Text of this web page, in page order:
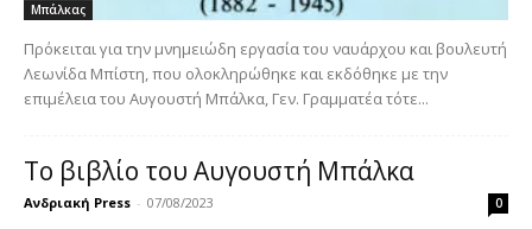
Μπάλκας
Πρόκειται για την μνημειώδη εργασία του ναυάρχου και βουλευτή
Λεωνίδα Μπίστη, που ολοκληρώθηκε και εκδόθηκε με την
επιμέλεια του Αυγουστή Μπάλκα, Γεν. Γραμματέα τότε...
Το βιβλίο του Αυγουστή Μπάλκα
Ανδριακή Press - 07/08/2023 0